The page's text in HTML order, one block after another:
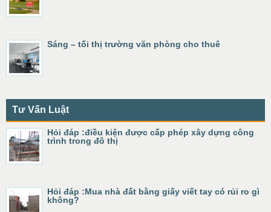
Sáng – tối thị trường văn phòng cho thuê
Tư Vấn Luật
Hỏi đáp :điều kiện được cấp phép xây dựng công
trình trong đô thị
Hỏi đáp :Mua nhà đất bằng giấy viết tay có rủi ro gì
không?